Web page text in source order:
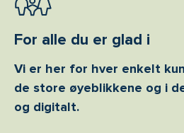
For alle du er glad i
Vi er her for hver enkelt
de store øyeblikkene og i
og digitalt.